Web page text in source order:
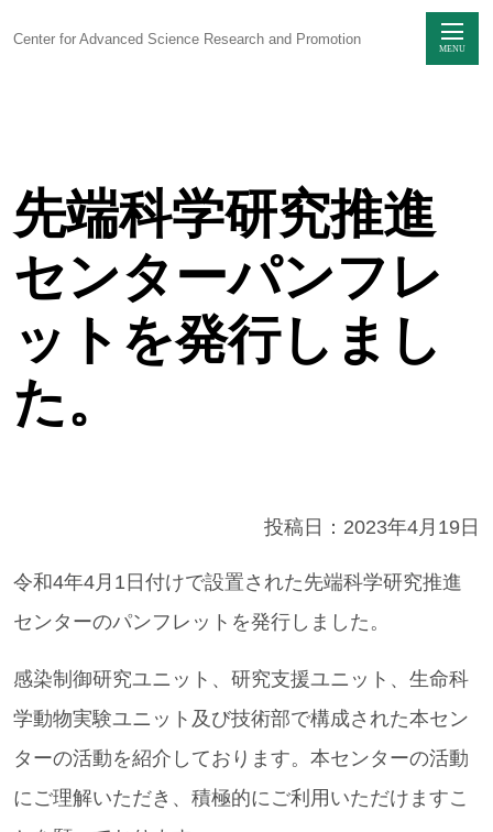
Center for Advanced Science Research and Promotion
MENU
センターについて
感染制御研究ユニット
生命科学動物実験ユニット
研究支援
先端科学研究推進
センターパンフレ
ットを発行しまし
た。
投稿日： 2023年4月19日
令和4年4月1日付けで設置された先端科学研究推進
センターのパンフレットを発行しました。
感染制御研究ユニット、研究支援ユニット、生命科
学動物実験ユニット及び技術部で構成された本セン
ターの活動を紹介しております。本センターの活動
にご理解いただき、積極的にご利用いただけますこ